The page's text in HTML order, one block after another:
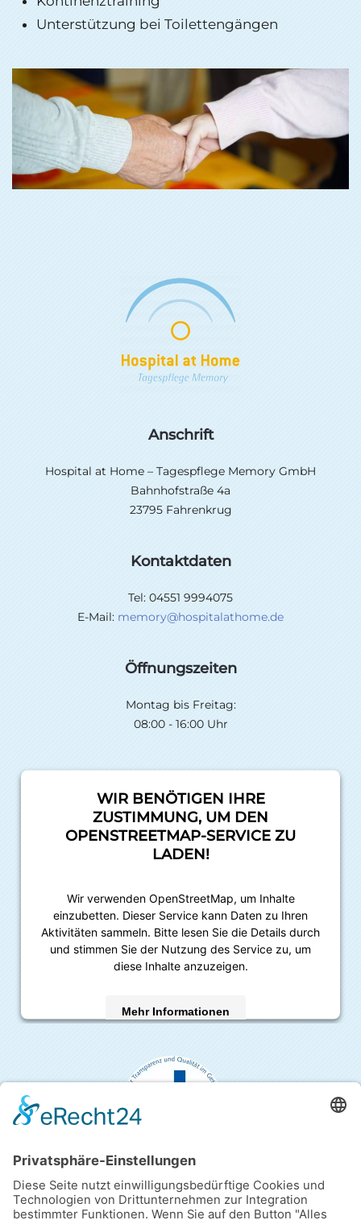
Unterstützung bei Toilettengängen
Anschrift
Hospital at Home – Tagespflege Memory GmbH
Bahnhofstraße 4a
23795 Fahrenkrug
Kontaktdaten
Tel: 04551 9994075
E-Mail: memory@hospitalathome.de
Öffnungszeiten
Montag bis Freitag:
08:00 - 16:00 Uhr
WIR BENÖTIGEN IHRE
ZUSTIMMUNG, UM DEN
OPENSTREETMAP-SERVICE ZU
LADEN!
Wir verwenden OpenStreetMap, um Inhalte
einzubetten. Dieser Service kann Daten zu Ihren
Aktivitäten sammeln. Bitte lesen Sie die Details durch
und stimmen Sie der Nutzung des Service zu, um
diese Inhalte anzuzeigen.
Mehr Informationen
Akzeptieren
powered byUsercentrics Consent Management